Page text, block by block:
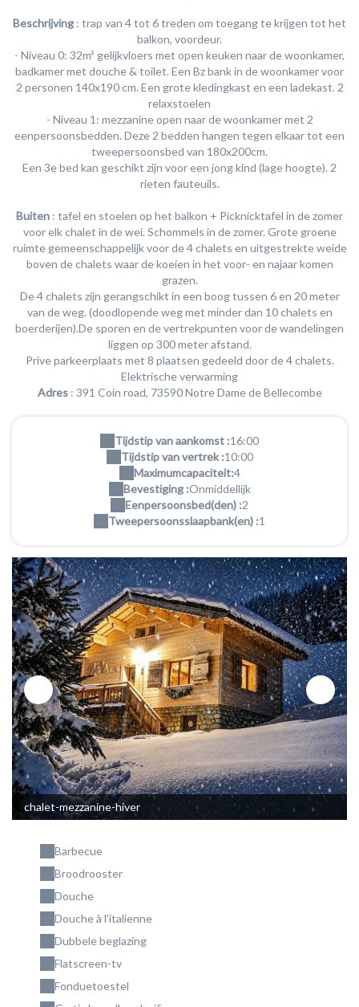
Beschrijving : trap van 4 tot 6 treden om toegang te krijgen tot het
balkon, voordeur.
- Niveau 0: 32m² gelijkvloers met open keuken naar de woonkamer,
badkamer met douche & toilet. Een Bz bank in de woonkamer voor
2 personen 140x190 cm. Een grote kledingkast en een ladekast. 2
relaxstoelen
- Niveau 1: mezzanine open naar de woonkamer met 2
eenpersoonsbedden. Deze 2 bedden hangen tegen elkaar tot een
tweepersoonsbed van 180x200cm.
Een 3e bed kan geschikt zijn voor een jong kind (lage hoogte). 2
rieten fauteuils.
Buiten : tafel en stoelen op het balkon + Picknicktafel in de zomer
voor elk chalet in de wei. Schommels in de zomer. Grote groene
ruimte gemeenschappelijk voor de 4 chalets en uitgestrekte weide
boven de chalets waar de koeien in het voor- en najaar komen
grazen.
De 4 chalets zijn gerangschikt in een boog tussen 6 en 20 meter
van de weg. (doodlopende weg met minder dan 10 chalets en
boerderijen).De sporen en de vertrekpunten voor de wandelingen
liggen op 300 meter afstand.
Prive parkeerplaats met 8 plaatsen gedeeld door de 4 chalets.
Elektrische verwarming
Adres: 391 Coin road, 73590 Notre Dame de Bellecombe
Tijdstip van aankomst :16:00
Tijdstip van vertrek :10:00
Maximumcapaciteit:4
Bevestiging :Onmiddellijk
Eenpersoonsbed(den) :2
Tweepersoonsslaapbank(en) :1
chalet-mezzanine-hiver
Barbecue
Broodrooster
Douche
Douche à l'italienne
Dubbele beglazing
Flatscreen-tv
Fonduetoestel